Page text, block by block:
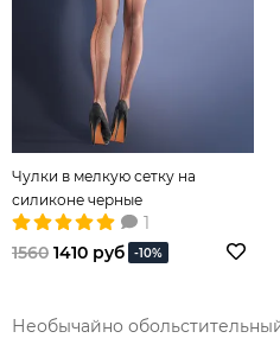
Чулки в мелкую сетку на
силиконе черные
1
1560 1410 руб -10%
Необычайно